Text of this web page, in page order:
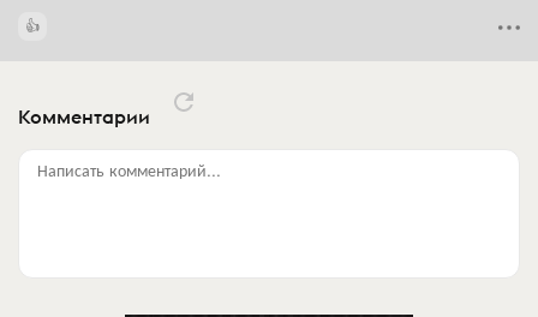
Комментарии
Написать комментарий...